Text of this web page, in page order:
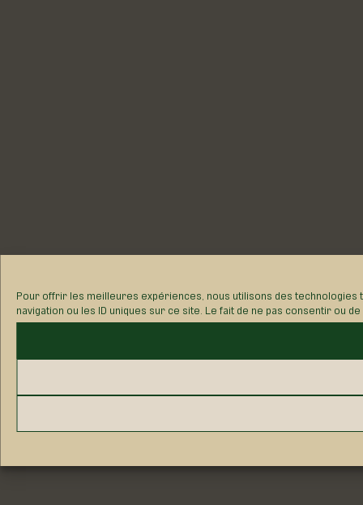
Pour offrir les meilleures expériences, nous utilisons des
navigation ou les ID uniques sur ce site. Le fait de ne pas consentir